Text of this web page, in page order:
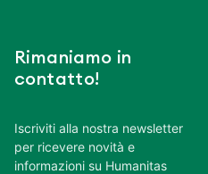
Rimaniamo in
contatto!
Iscriviti alla nostra newsletter
per ricevere novità e
informazioni su Humanitas